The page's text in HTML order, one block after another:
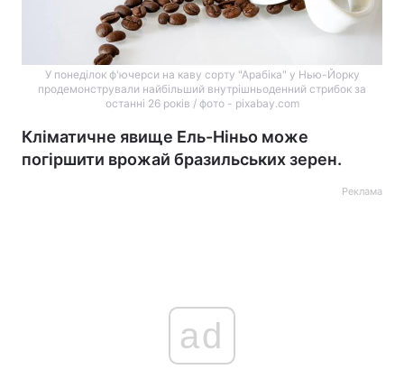
У понеділок ф'ючерси на каву сорту "Арабіка" у Нью-Йорку
продемонстрували найбільший внутрішньоденний стрибок за
останні 26 років / фото - pixabay.com
Кліматичне явище Ель-Ніньо може
погіршити врожай бразильських зерен.
Реклама
ad